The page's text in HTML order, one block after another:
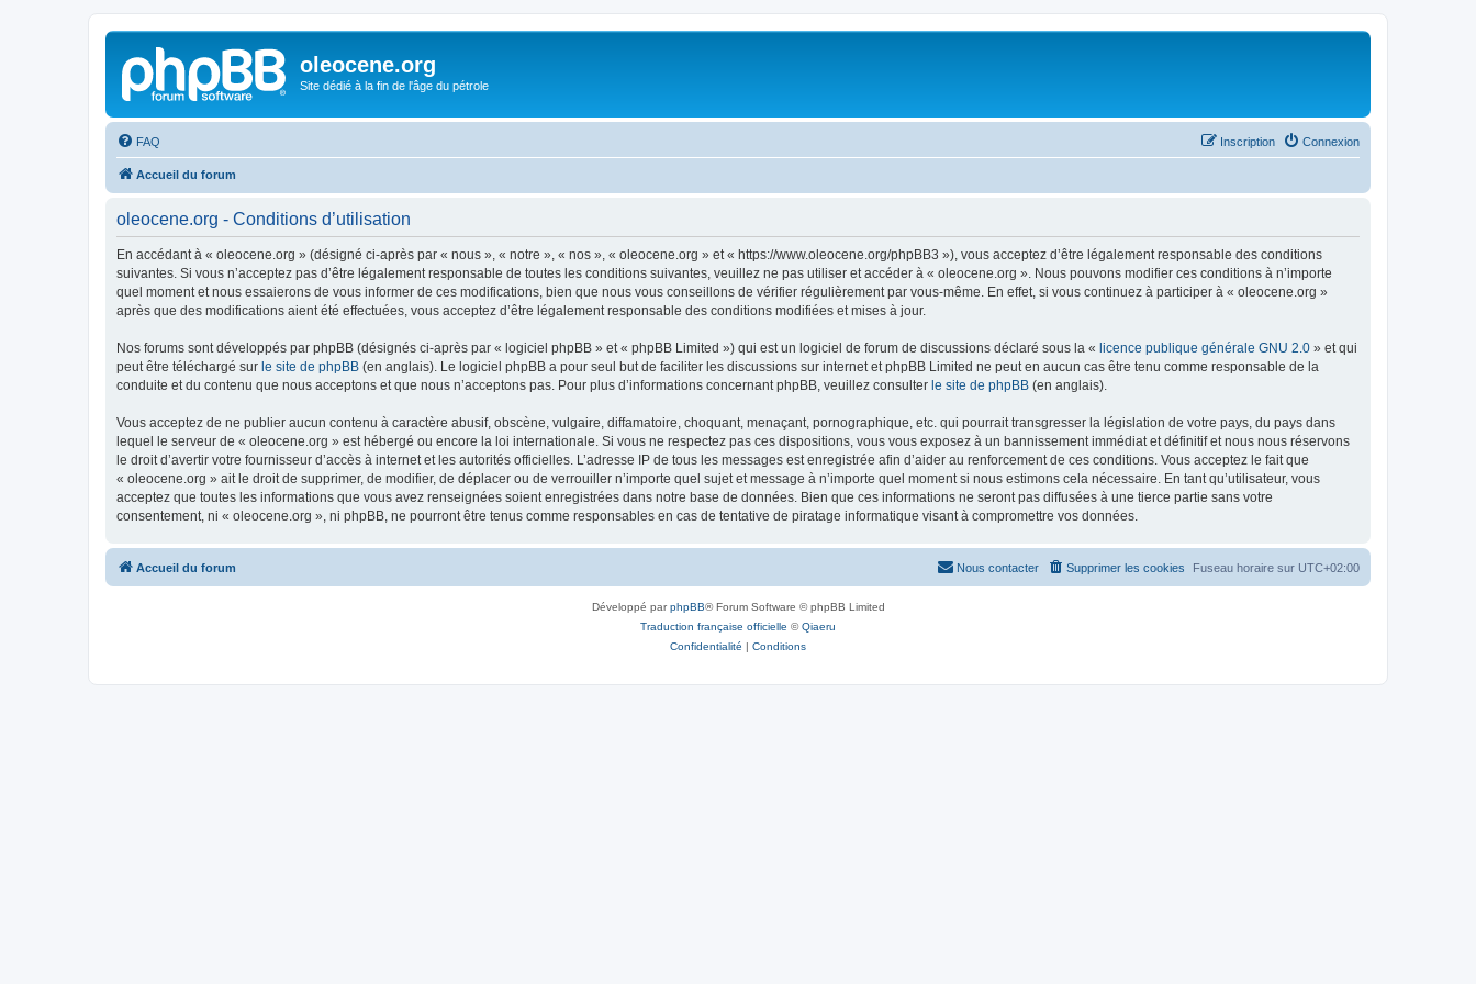
oleocene.org
Site dédié à la fin de l'âge du pétrole
FAQ Connexion
Inscription
Accueil du forum
oleocene.org - Conditions d’utilisation
En accédant à « oleocene.org » (désigné ci-après par « nous », « notre », « nos », « oleocene.org » et « https://www.oleocene.org/phpBB3 »), vous acceptez d’être légalement responsable des conditions
suivantes. Si vous n’acceptez pas d’être légalement responsable de toutes les conditions suivantes, veuillez ne pas utiliser et accéder à « oleocene.org ». Nous pouvons modifier ces conditions à n’importe
quel moment et nous essaierons de vous informer de ces modifications, bien que nous vous conseillons de vérifier régulièrement par vous-même. En effet, si vous continuez à participer à « oleocene.org »
après que des modifications aient été effectuées, vous acceptez d’être légalement responsable des conditions modifiées et mises à jour.
Nos forums sont développés par phpBB (désignés ci-après par « logiciel phpBB » et « phpBB Limited ») qui est un logiciel de forum de discussions déclaré sous la « licence publique générale GNU 2.0 » et qui
peut être téléchargé sur le site de phpBB (en anglais). Le logiciel phpBB a pour seul but de faciliter les discussions sur internet et phpBB Limited ne peut en aucun cas être tenu comme responsable de la
conduite et du contenu que nous acceptons et que nous n’acceptons pas. Pour plus d’informations concernant phpBB, veuillez consulter le site de phpBB (en anglais).
Vous acceptez de ne publier aucun contenu à caractère abusif, obscène, vulgaire, diffamatoire, choquant, menaçant, pornographique, etc. qui pourrait transgresser la législation de votre pays, du pays dans
lequel le serveur de « oleocene.org » est hébergé ou encore la loi internationale. Si vous ne respectez pas ces dispositions, vous vous exposez à un bannissement immédiat et définitif et nous nous réservons
le droit d’avertir votre fournisseur d’accès à internet et les autorités officielles. L’adresse IP de tous les messages est enregistrée afin d’aider au renforcement de ces conditions. Vous acceptez le fait que
« oleocene.org » ait le droit de supprimer, de modifier, de déplacer ou de verrouiller n’importe quel sujet et message à n’importe quel moment si nous estimons cela nécessaire. En tant qu’utilisateur, vous
acceptez que toutes les informations que vous avez renseignées soient enregistrées dans notre base de données. Bien que ces informations ne seront pas diffusées à une tierce partie sans votre
consentement, ni « oleocene.org », ni phpBB, ne pourront être tenus comme responsables en cas de tentative de piratage informatique visant à compromettre vos données.
Accueil du forum Fuseau horaire sur UTC+02:00
Supprimer les cookies
Nous contacter
Développé parphpBB® Forum Software © phpBB Limited
Traduction française officielle ©Qiaeru
Confidentialité | Conditions